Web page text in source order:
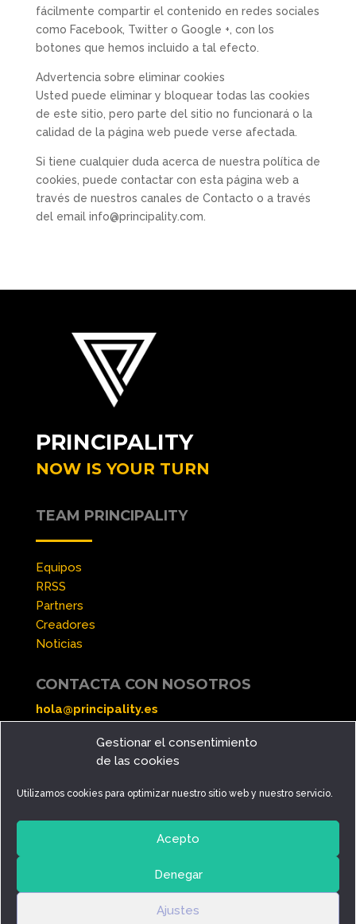
Gestionar el consentimiento
de las cookies
Utilizamos cookies para optimizar nuestro sitio web y nuestro servicio.
Acepto
Denegar
Ajustes
fácilmente compartir el contenido en redes sociales
como Facebook, Twitter o Google +, con los
botones que hemos incluido a tal efecto.
Advertencia sobre eliminar cookies
Usted puede eliminar y bloquear todas las cookies
de este sitio, pero parte del sitio no funcionará o la
calidad de la página web puede verse afectada.
Si tiene cualquier duda acerca de nuestra política de
cookies, puede contactar con esta página web a
través de nuestros canales de Contacto o a través
del email info@principality.com.
PRINCIPALITY
NOW IS YOUR TURN
TEAM PRINCIPALITY
Equipos
RRSS
Partners
Creadores
Noticias
CONTACTA CON NOSOTROS
hola@principality.es
SÍGUENOS EN
Política de privacidad
Política de cookies